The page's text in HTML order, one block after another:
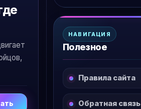
НАВИГАЦИЯ
Полезное
Правила сайта
Обратная связь